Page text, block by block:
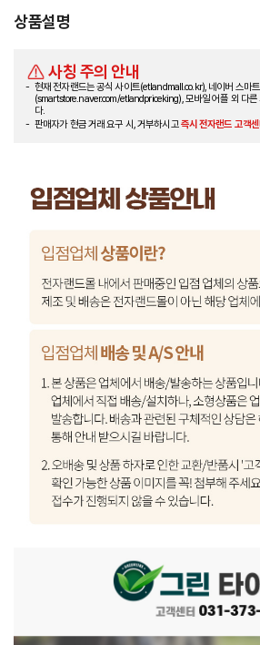
상품설명
사칭 주의 안내
현재 전자랜드는 공식 사이트(etlandmall.co.kr), 네이버 스마
(smartstore.naver.com/etlandpriceking), 모바일 어플 외 다른
다.
판매자가 현금 거래 요구 시, 거부하시고즉시 전자랜드 고객